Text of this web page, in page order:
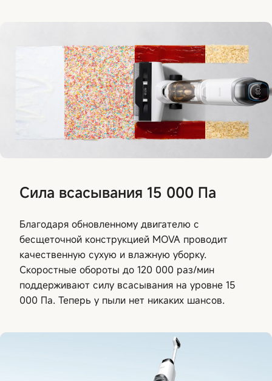
Сила всасывания 15 000 Па
Благодаря обновленному двигателю с
бесщеточной конструкцией MOVA проводит
качественную сухую и влажную уборку.
Скоростные обороты до 120 000 раз/мин
поддерживают силу всасывания на уровне 15
000 Па. Теперь у пыли нет никаких шансов.